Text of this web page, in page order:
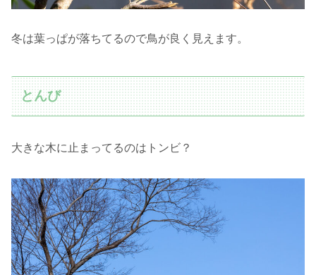
冬は葉っぱが落ちてるので鳥が良く見えます。
とんび
大きな木に止まってるのはトンビ？